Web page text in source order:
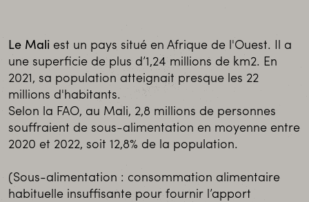
Le Mali est un pays situé en Afrique de l'Ouest. Il a
une superficie de plus d’1,24 millions de km2. En
2021, sa population atteignait presque les 22
millions d'habitants.
Selon la FAO, au Mali, 2,8 millions de personnes
souffraient de sous-alimentation en moyenne entre
2020 et 2022, soit 12,8% de la population.
(Sous-alimentation : consommation alimentaire
habituelle insuffisante pour fournir l’apport